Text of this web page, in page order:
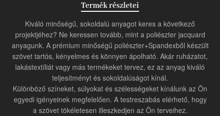
Termék részletei
Kiváló minőségű, sokoldalú anyagot keres a következő
projektjéhez? Ne keressen tovább, mint a poliészter jacquard
anyagunk. A prémium minőségű poliészter+Spandexből készült
szövet tartós, kényelmes és könnyen ápolható. Akár ruházatot,
lakástextíliát vagy más termékeket tervez, ez az anyag kiváló
teljesítményt és sokoldalúságot kínál.
Különböző színeket, súlyokat és szélességeket kínálunk az Ön
egyedi igényeinek megfelelően. A testreszabás elérhető, hogy
a szövet tökéletesen illeszkedjen az Ön terveihez.